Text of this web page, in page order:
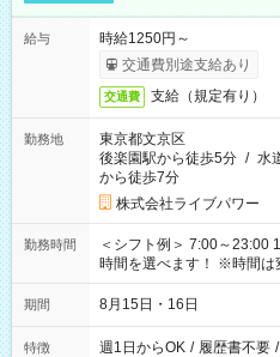
給与
時給1250円～
交通費別途支給あり
交通費 支給（規定有り）
勤務地
東京都文京区
後楽園駅から徒歩5分 / 水
から徒歩7分
株式会社ライブパワー
勤務時間
＜シフト例＞ 7:00～23:00 13:30～22:00
時間を選べます！ ※時間は
期間 8月15日・16日
特徴 週1日からOK / 履歴書不要 /